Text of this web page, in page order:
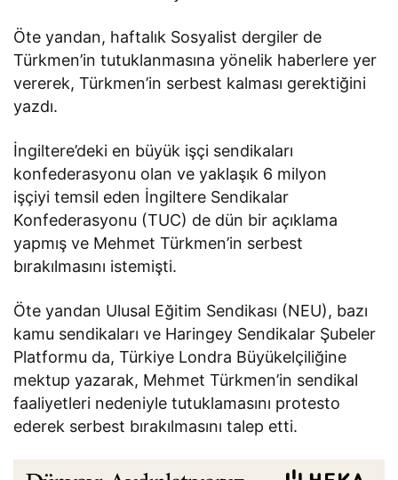
Öte yandan, haftalık Sosyalist dergiler de
Türkmen’in tutuklanmasına yönelik haberlere yer
vererek, Türkmen’in serbest kalması gerektiğini
yazdı.
İngiltere’deki en büyük işçi sendikaları
konfederasyonu olan ve yaklaşık 6 milyon
işçiyi temsil eden İngiltere Sendikalar
Konfederasyonu (TUC) de dün bir açıklama
yapmış ve Mehmet Türkmen’in serbest
bırakılmasını istemişti.
Öte yandan Ulusal Eğitim Sendikası (NEU), bazı
kamu sendikaları ve Haringey Sendikalar Şubeler
Platformu da, Türkiye Londra Büyükelçiliğine
mektup yazarak, Mehmet Türkmen’in sendikal
faaliyetleri nedeniyle tutuklamasını protesto
ederek serbest bırakılmasını talep etti.